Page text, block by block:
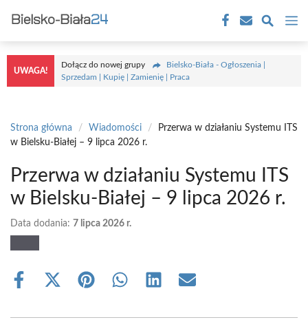
treści
UWAGA!
Dołącz do nowej grupy
Bielsko-Biała - Ogłoszenia |
Sprzedam | Kupię | Zamienię | Praca
Strona główna / Wiadomości /
Przerwa w działaniu Systemu ITS
w Bielsku-Białej – 9 lipca 2026 r.
Przerwa w działaniu Systemu ITS
w Bielsku-Białej – 9 lipca 2026 r.
Data dodania: 7 lipca 2026 r.
Share
Share
(Twitter)
Share Share Share Share